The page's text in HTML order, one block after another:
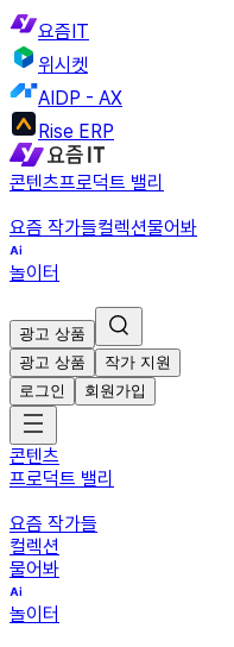
요즘IT
위시켓
AIDP - AX
Rise ERP
콘텐츠프로덕트 밸리
요즘 작가들컬렉션물어봐
놀이터
광고 상품
광고 상품
작가 지원
로그인
회원가입
콘텐츠
프로덕트 밸리
요즘 작가들
컬렉션
물어봐
놀이터